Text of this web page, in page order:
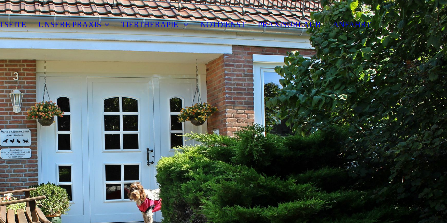
UNSERE PRAXIS TIERTHERAPIE NOTDIENST PRAXISURLAUB ANFAHRT